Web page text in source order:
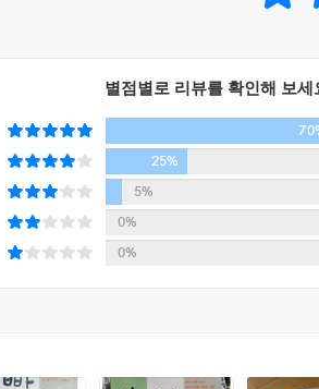
별점별로 리뷰를 확인해 보세
25%
5%
0%
0%